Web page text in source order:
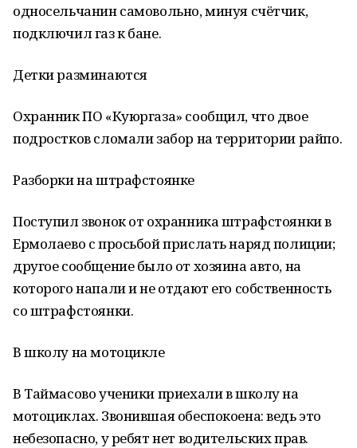
односельчанин самовольно, минуя счётчик,
подключил газ к бане.
Детки разминаются
Охранник ПО «Куюргаза» сообщил, что двое
подростков сломали забор на территории райпо.
Разборки на штрафстоянке
Поступил звонок от охранника штрафстоянки в
Ермолаево с просьбой прислать наряд полиции;
другое сообщение было от хозяина авто, на
которого напали и не отдают его собственность
со штрафстоянки.
В школу на мотоцикле
В Таймасово ученики приехали в школу на
мотоциклах. Звонившая обеспокоена: ведь это
небезопасно, у ребят нет водительских прав.